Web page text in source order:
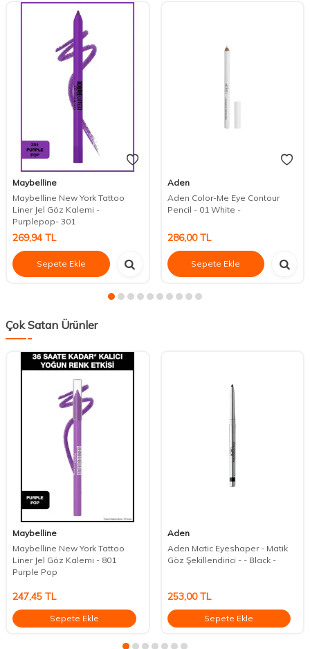
Maybelline
Maybelline New York Tattoo
Liner Jel Göz Kalemi -
Purplepop- 301
269,94 TL
Sepete Ekle
Aden
Aden Color-Me Eye Contour
Pencil - 01 White -
286,00TL
Sepete Ekle
Çok Satan Ürünler
Maybelline
Maybelline New York Tattoo
Liner Jel Göz Kalemi - 801
Purple Pop
247,45 TL
Sepete Ekle
Aden
Aden Matic Eyeshaper - Matik
Göz Şekillendirici - - Black -
253,00TL
Sepete Ekle